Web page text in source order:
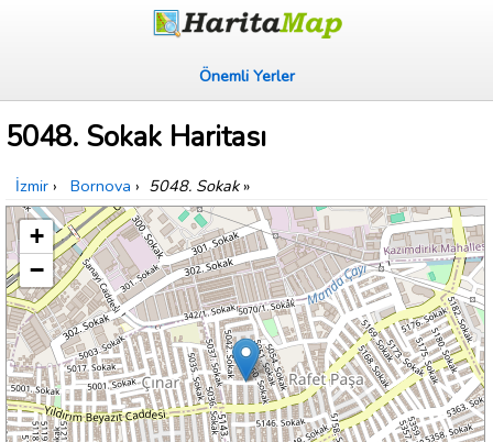
Önemli Yerler
5048. Sokak Haritası
İzmir › Bornova › 5048. Sokak»
+
−